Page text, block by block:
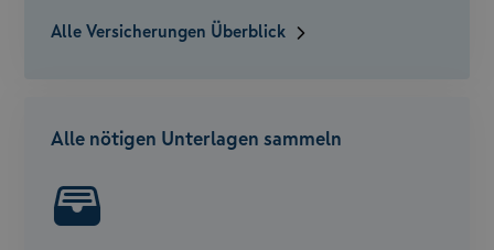
Alle Versicherungen Überblick
Alle nötigen Unterlagen sammeln